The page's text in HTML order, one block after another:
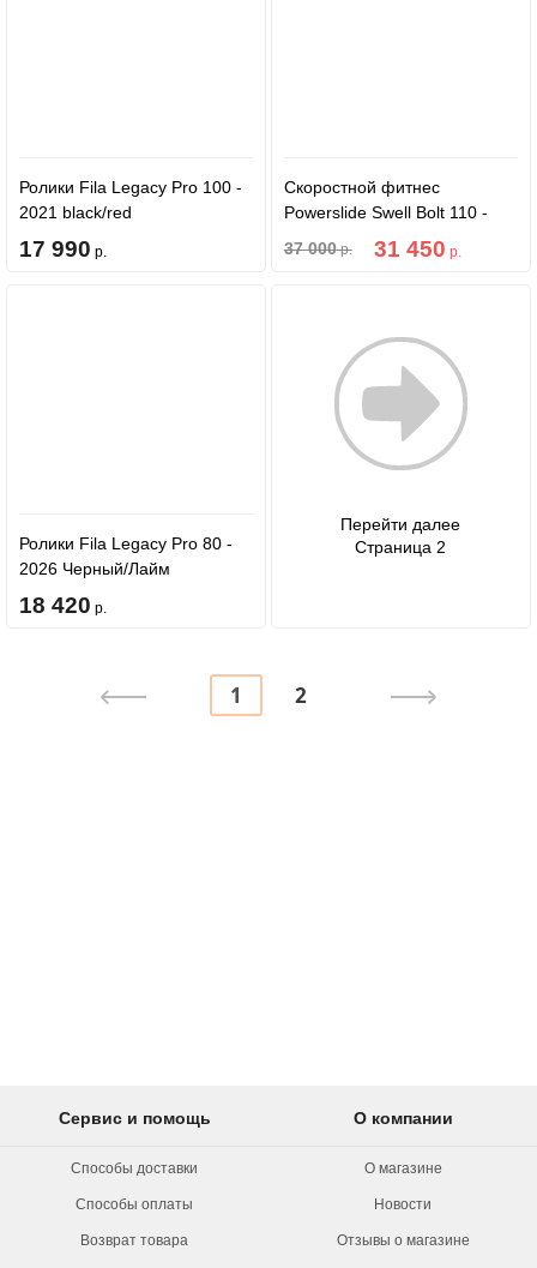
Ролики Fila Legacy Pro 100 -
2021 black/red
17 990 р.
Скоростной фитнес
Powerslide Swell Bolt 110 -
37 000р. 31 450 р.
Ролики Fila Legacy Pro 80 -
2026 Черный/Лайм
18 420 р.
Перейти далее
Страница 2
1 2
Сервис и помощь
Способы доставки
Способы оплаты
Возврат товара
О компании
О магазине
Новости
Отзывы о магазине